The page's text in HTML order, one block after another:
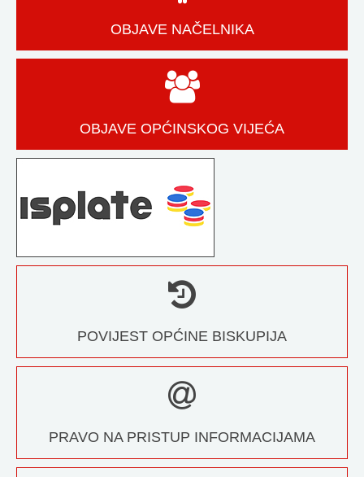
OBJAVE NAČELNIKA
OBJAVE OPĆINSKOG VIJEĆA
POVIJEST OPĆINE BISKUPIJA
PRAVO NA PRISTUP INFORMACIJAMA